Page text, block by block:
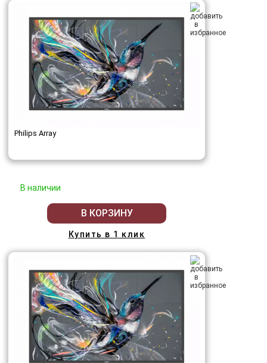
Philips Array
В наличии
В КОРЗИНУ
Купить в 1 клик